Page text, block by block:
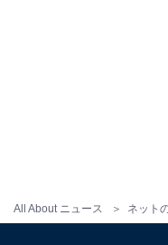
All About ニュース ネット